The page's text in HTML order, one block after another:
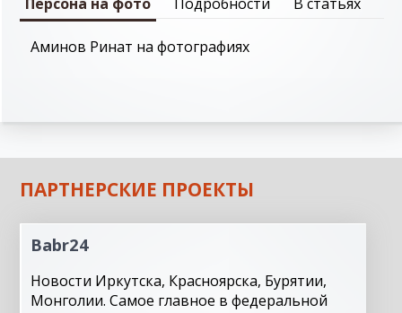
Аминов Ринат на фотографиях
ПАРТНЕРСКИЕ ПРОЕКТЫ
Babr24
Новости Иркутска, Красноярска, Бурятии,
Монголии. Самое главное в федеральной